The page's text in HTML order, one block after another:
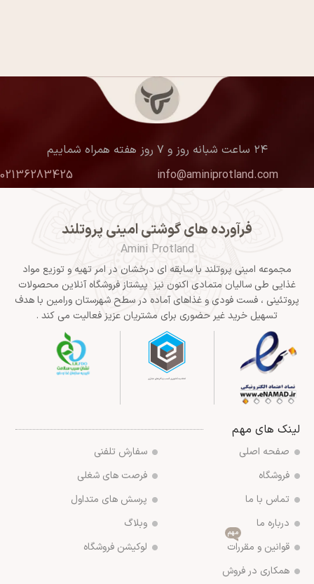
۲۴ ساعت شبانه روز و ۷ روز هفته همراه شماییم
info@aminiprotland.com
02136283425
فرآورده های گوشتی امینی پروتلند
Amini Protland
مجموعه امینی پروتلند با سابقه ای درخشان در امر تهیه و توزیع مواد
غذایی طی سالیان متمادی اکنون نیز پیشتاز فروشگاه آنلاین محصولات
پروتئینی ، فست فودی و غذاهای آماده در سطح شهرستان ورامین با هدف
تسهیل خرید غیر حضوری برای مشتریان عزیز فعالیت می کند .
لینک های مهم
صفحه اصلی
فروشگاه
تماس با ما
درباره ما
قوانین و مقررات
مهم
همکاری در فروش
سفارش تلفنی
فرصت های شغلی
پرسش های متداول
وبلاگ
لوکیشن فروشگاه